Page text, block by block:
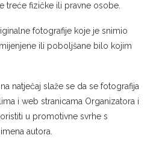
treće fizičke ili pravne osobe.
fotografije koje je snimio
ili poboljšane bilo kojim
natječaj slaže se da se fotografija
i web stranicama Organizatora i
u promotivne svrhe s
autora.